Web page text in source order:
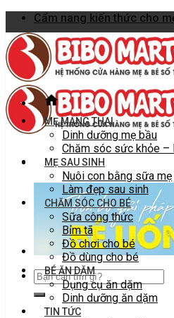
Skip
to
content
Cẩm nang kiến thức cho
MẸ MANG THAI
Dinh dưỡng mẹ bầu
Chăm sóc sức khỏe –
MẸ SAU SINH
Nuôi con bằng sữa mẹ
Làm đẹp sau sinh
CHĂM SÓC CHO BÉ
Sữa công thức
Bỉm tã
Đồ chơi cho bé
Đồ dùng cho bé
BÉ ĂN DẶM
Dụng cụ ăn dặm
Dinh dưỡng ăn dặm
TIN TỨC